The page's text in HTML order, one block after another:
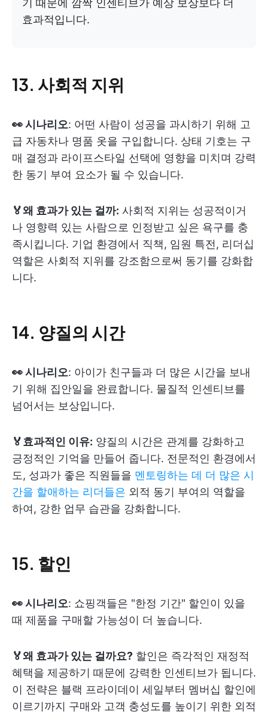
기 때문에 깜짝 인센티브가 예상 보상보다 더
효과적입니다.
13. 사회적 지위
👀 시나리오: 어떤 사람이 성공을 과시하기 위해 고
급 자동차나 명품 옷을 구입합니다. 상태 기호는 구
매 결정과 라이프스타일 선택에 영향을 미치며 강력
한 동기 부여 요소가 될 수 있습니다.
🏅왜 효과가 있는 걸까: 사회적 지위는 성공적이거
나 영향력 있는 사람으로 인정받고 싶은 욕구를 충
족시킵니다. 기업 환경에서 직책, 임원 특전, 리더십
역할은 사회적 지위를 강조함으로써 동기를 강화합
니다.
14. 양질의 시간
👀 시나리오: 아이가 친구들과 더 많은 시간을 보내
기 위해 집안일을 완료합니다. 물질적 인센티브를
넘어서는 보상입니다.
🏅효과적인 이유: 양질의 시간은 관계를 강화하고
긍정적인 기억을 만들어 줍니다. 전문적인 환경에서
도, 성과가 좋은 직원들을 멘토링하는 데 더 많은 시
간을 할애하는 리더들은 외적 동기 부여의 역할을
하여, 강한 업무 습관을 강화합니다.
15. 할인
👀 시나리오: 쇼핑객들은 "한정 기간" 할인이 있을
때 제품을 구매할 가능성이 더 높습니다.
🏅왜 효과가 있는 걸까요? 할인은 즉각적인 재정적
혜택을 제공하기 때문에 강력한 인센티브가 됩니다.
이 전략은 블랙 프라이데이 세일부터 멤버십 할인에
이르기까지 구매와 고객 충성도를 높이기 위한 외적